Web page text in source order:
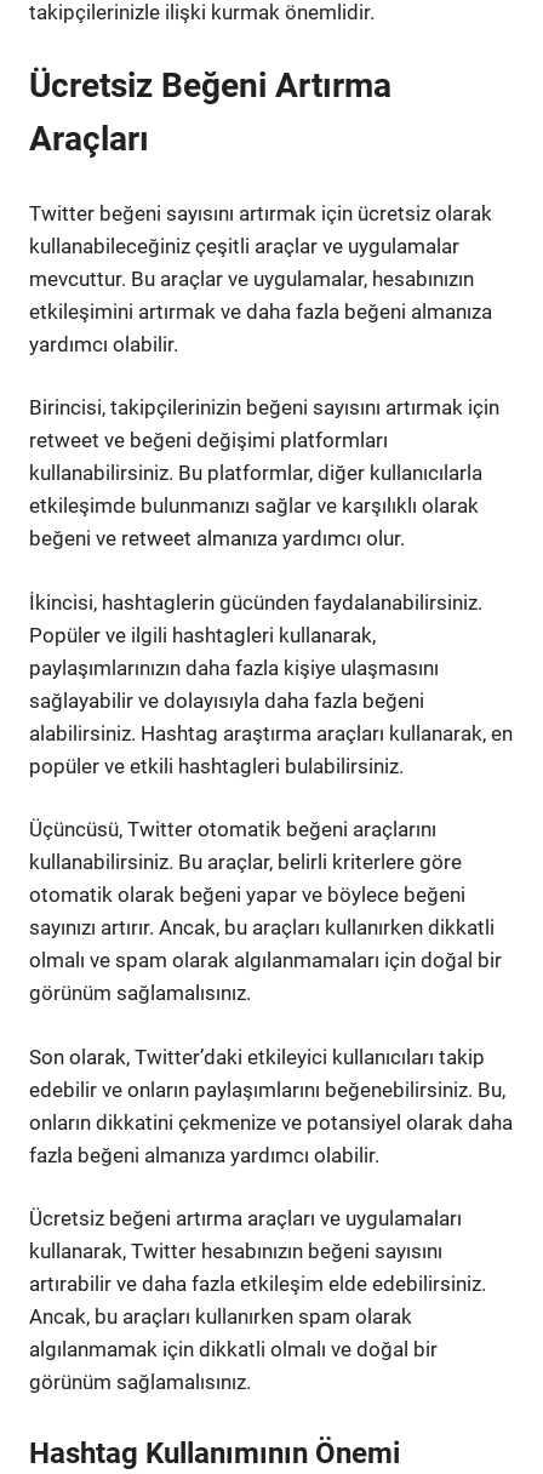
takipçilerinizle ilişki kurmak önemlidir.
Ücretsiz Beğeni Artırma
Araçları
Twitter beğeni sayısını artırmak için ücretsiz olarak
kullanabileceğiniz çeşitli araçlar ve uygulamalar
mevcuttur. Bu araçlar ve uygulamalar, hesabınızın
etkileşimini artırmak ve daha fazla beğeni almanıza
yardımcı olabilir.
Birincisi, takipçilerinizin beğeni sayısını artırmak için
retweet ve beğeni değişimi platformları
kullanabilirsiniz. Bu platformlar, diğer kullanıcılarla
etkileşimde bulunmanızı sağlar ve karşılıklı olarak
beğeni ve retweet almanıza yardımcı olur.
İkincisi, hashtaglerin gücünden faydalanabilirsiniz.
Popüler ve ilgili hashtagleri kullanarak,
paylaşımlarınızın daha fazla kişiye ulaşmasını
sağlayabilir ve dolayısıyla daha fazla beğeni
alabilirsiniz. Hashtag araştırma araçları kullanarak, en
popüler ve etkili hashtagleri bulabilirsiniz.
Üçüncüsü, Twitter otomatik beğeni araçlarını
kullanabilirsiniz. Bu araçlar, belirli kriterlere göre
otomatik olarak beğeni yapar ve böylece beğeni
sayınızı artırır. Ancak, bu araçları kullanırken dikkatli
olmalı ve spam olarak algılanmamaları için doğal bir
görünüm sağlamalısınız.
Son olarak, Twitter’daki etkileyici kullanıcıları takip
edebilir ve onların paylaşımlarını beğenebilirsiniz. Bu,
onların dikkatini çekmenize ve potansiyel olarak daha
fazla beğeni almanıza yardımcı olabilir.
Ücretsiz beğeni artırma araçları ve uygulamaları
kullanarak, Twitter hesabınızın beğeni sayısını
artırabilir ve daha fazla etkileşim elde edebilirsiniz.
Ancak, bu araçları kullanırken spam olarak
algılanmamak için dikkatli olmalı ve doğal bir
görünüm sağlamalısınız.
Hashtag Kullanımının Önemi